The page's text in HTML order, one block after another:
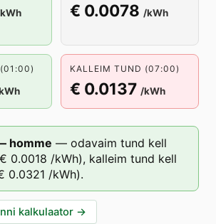
€ 0.0078 /kWh
KALLEIM TUND (07:00)
€ 0.0137 /kWh
homme — odavaim tund kell
€ 0.0018 /kWh), kalleim tund kell
0.0321 /kWh).
kalkulaator →